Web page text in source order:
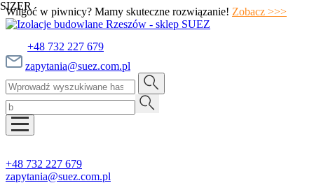
Wilgoć w piwnicy? Mamy skuteczne rozwiązanie! Zobacz >>>
+48 732 227 679
zapytania@suez.com.pl
+48 732 227 679
zapytania@suez.com.pl
SIZER